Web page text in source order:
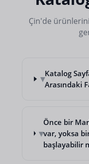
Çin'de
▾Katalog
Arasındaki
▾
Önce bir
var, yoksa
başlayabilir